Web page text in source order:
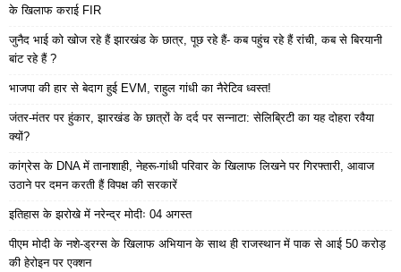
के खिलाफ कराई FIR
जुनैद भाई को खोज रहे हैं झारखंड के छात्र, पूछ रहे हैं- कब पहुंच रहे हैं रांची, कब से बिरयानी
बांट रहे हैं ?
भाजपा की हार से बेदाग हुई EVM, राहुल गांधी का नैरेटिव ध्वस्त!
जंतर-मंतर पर हुंकार, झारखंड के छात्रों के दर्द पर सन्नाटा: सेलिब्रिटी का यह दोहरा रवैया
क्यों?
कांग्रेस के DNA में तानाशाही, नेहरू-गांधी परिवार के खिलाफ लिखने पर गिरफ्तारी, आवाज
उठाने पर दमन करती हैं विपक्ष की सरकारें
इतिहास के झरोखे में नरेन्द्र मोदीः 04 अगस्त
पीएम मोदी के नशे-ड्रग्स के खिलाफ अभियान के साथ ही राजस्थान में पाक से आई 50 करोड़
की हेरोइन पर एक्शन